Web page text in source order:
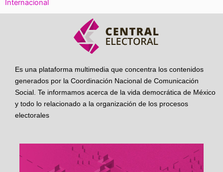
Internacional
Es una plataforma multimedia que concentra los contenidos
generados por la Coordinación Nacional de Comunicación
Social. Te informamos acerca de la vida democrática de México
y todo lo relacionado a la organización de los procesos
electorales